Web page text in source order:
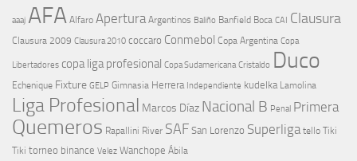
aaaj AFA Alfaro Apertura Argentinos Baliño Banfield Boca CAI Clausura
Clausura 2009 Clausura 2010 coccaro Conmebol Copa Argentina Copa
Libertadores copa liga profesional Copa Sudamericana Cristaldo Duco
Echenique Fixture GELP Gimnasia Herrera Independiente kudelka Lamolina
Liga Profesional Marcos Díaz Nacional B Penal Primera
Quemeros Rapallini River SAF San Lorenzo Superliga tello Tiki
Tiki torneo binance Velez Wanchope Ábila